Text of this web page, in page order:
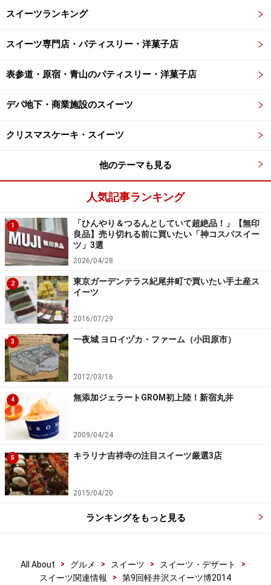
スイーツランキング
スイーツ専門店・パティスリー・洋菓子店
表参道・原宿・青山のパティスリー・洋菓子店
デパ地下・商業施設のスイーツ
クリスマスケーキ・スイーツ
他のテーマも見る
人気記事ランキング
1
「ひんやり＆つるんとしていて超絶品！」【無印
良品】売り切れる前に買いたい「神コスパスイー
ツ」3選
2026/04/28
2
東京ガーデンテラス紀尾井町で買いたい手土産ス
イーツ
2016/07/29
3 一夜城 ヨロイヅカ・ファーム（小田原市）
2012/03/16
4 無添加ジェラートGROM初上陸！新宿丸井
2009/04/24
5 キラリナ吉祥寺の注目スイーツ厳選3店
2015/04/20
ランキングをもっと見る
All About > グルメ > スイーツ > スイーツ・デザート
>
スイーツ関連情報
> 第9回軽井沢スイーツ博2014